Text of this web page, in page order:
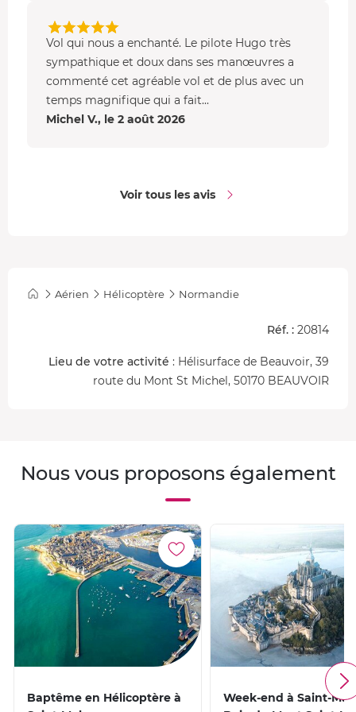
Ces appareils réputés dans le monde entier vous
donneront entière satisfaction avec leur faible
sonorisation et leur confort parfait.
Vol qui nous a enchanté. Le pilote Hugo très
sympathique et doux dans ses manœuvres a
commenté cet agréable vol et de plus avec un
temps magnifique qui a fait...
Michel V., le 2 août 2026
Voir tous les avis
Aérien Hélicoptère Normandie
Réf. : 20814
Lieu de votre activité : Hélisurface de Beauvoir, 39
route du Mont St Michel, 50170 BEAUVOIR
Nous vous proposons également
Baptême en Hélicoptère à
Week-end à Saint-